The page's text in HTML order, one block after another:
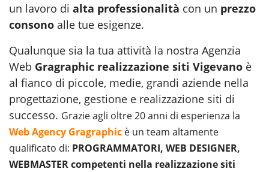
un lavoro di alta professionalità con un prezzo
consono alle tue esigenze.
Qualunque sia la tua attività la nostra Agenzia
Web Gragraphic realizzazione siti Vigevano è
al fianco di piccole, medie, grandi aziende nella
progettazione, gestione e realizzazione siti di
successo. Grazie agli oltre 20 anni di esperienza la
Web Agency Gragraphic è un team altamente
qualificato di: PROGRAMMATORI, WEB DESIGNER,
WEBMASTER competenti nella realizzazione siti